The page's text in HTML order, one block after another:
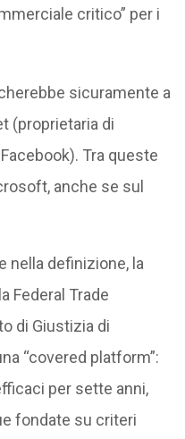
critico” per i
sicuramente a
(proprietaria di
Tra queste
anche se sul
nella definizione, la
Federal Trade
di Giustizia di
“covered platform”:
per sette anni,
fondate su criteri